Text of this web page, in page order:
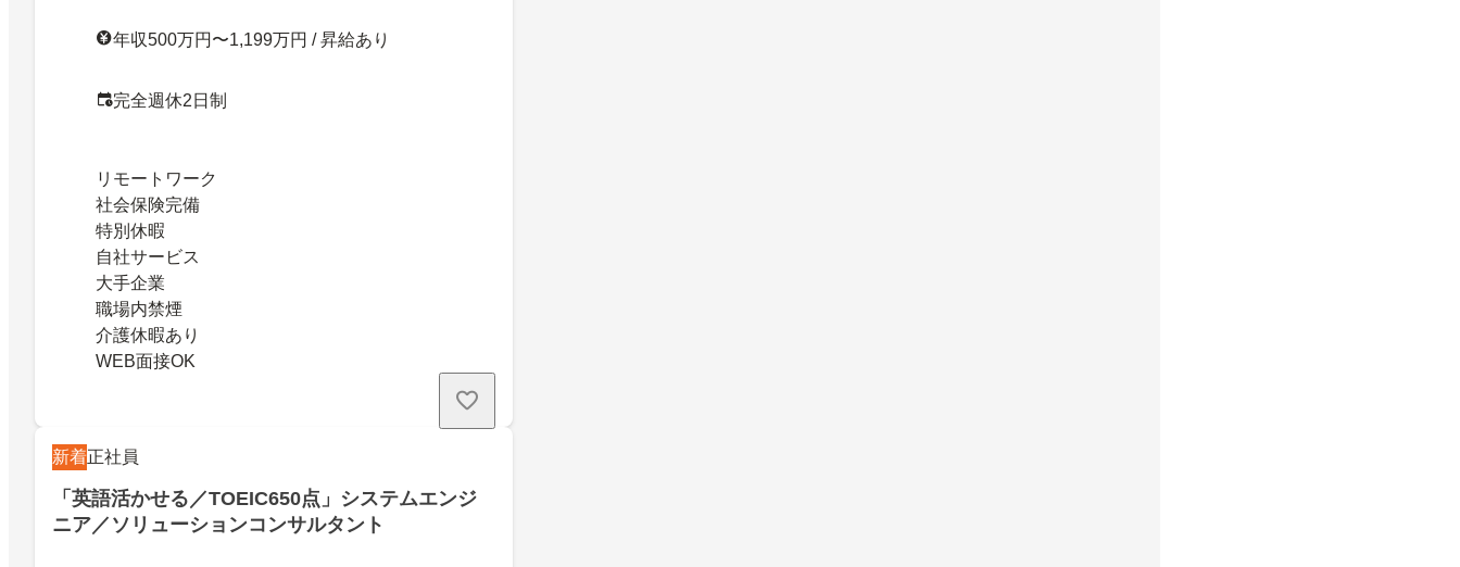
年収500万円〜1,199万円 / 昇給あり
完全週休2日制
リモートワーク
社会保険完備
特別休暇
自社サービス
大手企業
職場内禁煙
介護休暇あり
WEB面接OK
新着正社員
「英語活かせる／TOEIC650点」システムエンジ
ニア／ソリューションコンサルタント